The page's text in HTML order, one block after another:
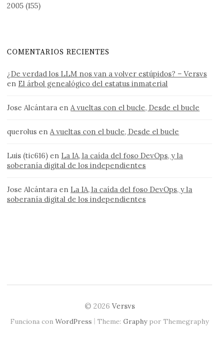
2005 (155)
COMENTARIOS RECIENTES
¿De verdad los LLM nos van a volver estúpidos? – Versvs
en El árbol genealógico del estatus inmaterial
Jose Alcántara en A vueltas con el bucle, Desde el bucle
querolus en A vueltas con el bucle, Desde el bucle
Luis (tic616) en La IA, la caída del foso DevOps, y la
soberanía digital de los independientes
Jose Alcántara en La IA, la caída del foso DevOps, y la
soberanía digital de los independientes
© 2026 Versvs
Funciona con WordPress | Theme: Graphypor Themegraphy